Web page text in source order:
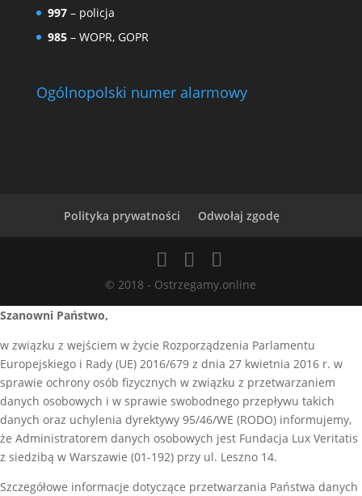
997– policja
985– WOPR, GOPR
Ogólnopolski numer alarmowy
Polityka prywatności Odwołaj zgodę
© 2018 - Ostrzegamy.online
Szanowni Państwo,
w związku z wejściem w życie Rozporządzenia Parlamentu
Europejskiego i Rady (UE) 2016/679 z dnia 27 kwietnia 2016 r. w
sprawie ochrony osób fizycznych w związku z przetwarzaniem
danych osobowych i w sprawie swobodnego przepływu takich
danych oraz uchylenia dyrektywy 95/46/WE (RODO) informujemy,
że Administratorem danych osobowych jest Fundacja Lux Veritatis
z siedzibą w Warszawie (01-192) przy ul. Leszno 14.
Szczegółowe informacje dotyczące przetwarzania Państwa danych